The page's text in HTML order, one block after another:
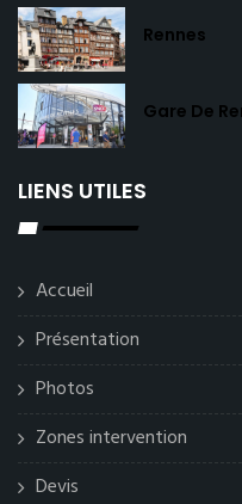
Rennes
Gare De
LIENS UTILES
Accueil
Présentation
Photos
Zones intervention
Devis